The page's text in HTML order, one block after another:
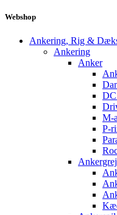
Webshop
Ankering, Rig &
Ankering
Anker
M-
P-
Ankergrej